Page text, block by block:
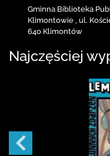
Gminna Biblioteka
Klimontowie ul.
640 Klimontów
Najczęściej